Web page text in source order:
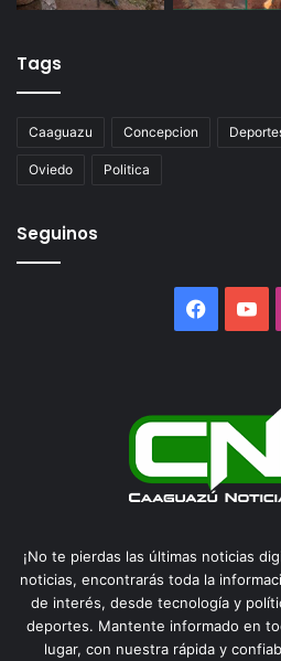
Tags
Caaguazu Concepcion
Oviedo Politica
Seguinos
¡No te pierdas las últimas noticias
noticias, encontrarás toda la
de interés, desde tecnología y
deportes. Mantente informado en
lugar, con nuestra rápida y